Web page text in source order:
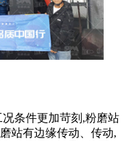
条件更加苛刻,粉磨站
站有边缘传动、传动,